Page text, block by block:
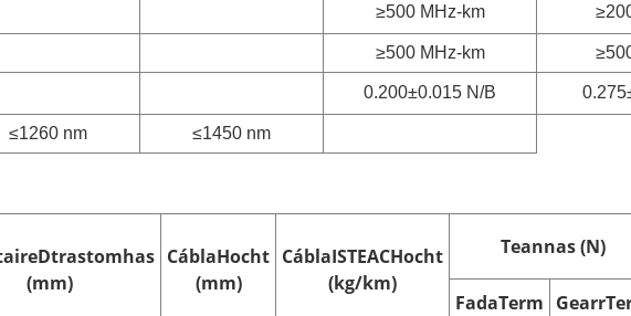
≥500 MHz-km
≥500 MHz-km
0.200±0.015 N/B
≤1260 nm ≤1450 nm
Dtrastomhas
(mm)
CáblaHocht
(mm)
CáblaISTEACHocht
(kg/km)
Teannas (N)
FadaTerm GearrT